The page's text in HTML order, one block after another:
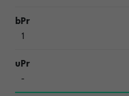
1
-